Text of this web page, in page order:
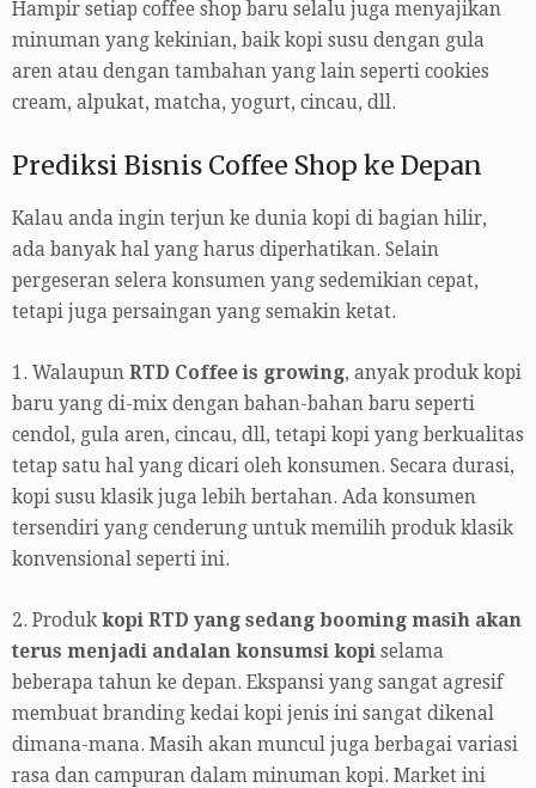
Hampir setiap coffee shop baru selalu juga menyajikan
minuman yang kekinian, baik kopi susu dengan gula
aren atau dengan tambahan yang lain seperti cookies
cream, alpukat, matcha, yogurt, cincau, dll.
Prediksi Bisnis Coffee Shop ke Depan
Kalau anda ingin terjun ke dunia kopi di bagian hilir,
ada banyak hal yang harus diperhatikan. Selain
pergeseran selera konsumen yang sedemikian cepat,
tetapi juga persaingan yang semakin ketat.
1. Walaupun RTD Coffee is growing, anyak produk kopi
baru yang di-mix dengan bahan-bahan baru seperti
cendol, gula aren, cincau, dll, tetapi kopi yang berkualitas
tetap satu hal yang dicari oleh konsumen. Secara durasi,
kopi susu klasik juga lebih bertahan. Ada konsumen
tersendiri yang cenderung untuk memilih produk klasik
konvensional seperti ini.
2. Produk kopi RTD yang sedang booming masih akan
terus menjadi andalan konsumsi kopi selama
beberapa tahun ke depan. Ekspansi yang sangat agresif
membuat branding kedai kopi jenis ini sangat dikenal
dimana-mana. Masih akan muncul juga berbagai variasi
rasa dan campuran dalam minuman kopi. Market ini